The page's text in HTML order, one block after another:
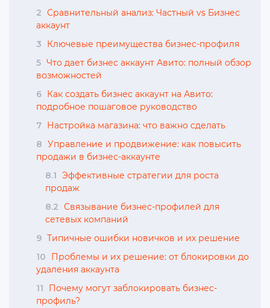
2 Сравнительный анализ: Частный vs Бизнес
аккаунт
3
Ключевые преимущества бизнес-профиля
5 Что дает бизнес аккаунт Авито: полный обзор
возможностей
6 Как создать бизнес аккаунт на Авито:
подробное пошаговое руководство
7 Настройка магазина: что важно сделать
8 Управление и продвижение: как повысить
продажи в бизнес-аккаунте
8.1 Эффективные стратегии для роста
продаж
8.2 Связывание бизнес-профилей для
сетевых компаний
9 Типичные ошибки новичков и их решение
10
Проблемы и их решение: от блокировки до
удаления аккаунта
11
Почему могут заблокировать бизнес-
профиль?